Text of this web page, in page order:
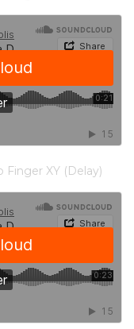
Finger XY (Delay)